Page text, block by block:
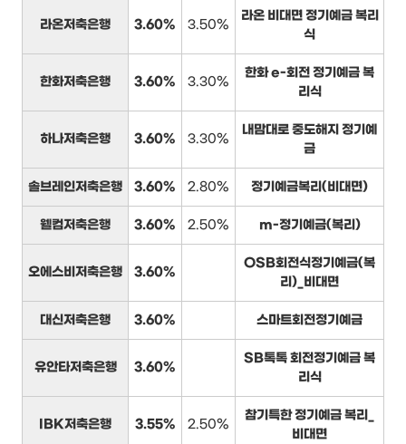
라온저축은행 3.60% 3.50%
라온 비대면 정기예금 복리
식
한화저축은행 3.60% 3.30%
한화 e-회전 정기예금 복
리식
하나저축은행 3.60% 3.30%
내맘대로 중도해지 정기예
금
솔브레인저축은행 3.60% 2.80% 정기예금복리(비대면)
웰컴저축은행 3.60% 2.50% m-정기예금(복리)
오에스비저축은행 3.60%
OSB회전식정기예금(복
리)_비대면
대신저축은행 3.60% 스마트회전정기예금
유안타저축은행 3.60%
SB톡톡 회전정기예금 복
리식
IBK저축은행 3.55% 2.50%
참기특한 정기예금 복리_
비대면